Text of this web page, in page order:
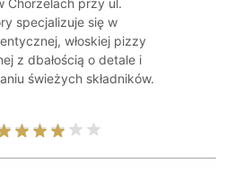
Chorzelach przy ul.
specjalizuje się w
włoskiej pizzy
z dbałością o detale i
świeżych składników.